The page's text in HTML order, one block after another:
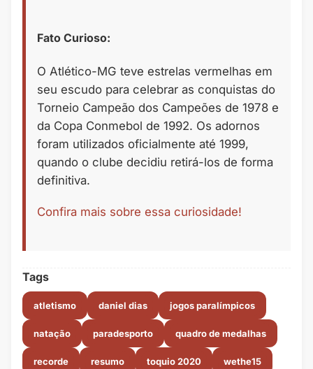
Fato Curioso:
O Atlético-MG teve estrelas vermelhas em
seu escudo para celebrar as conquistas do
Torneio Campeão dos Campeões de 1978 e
da Copa Conmebol de 1992. Os adornos
foram utilizados oficialmente até 1999,
quando o clube decidiu retirá-los de forma
definitiva.
Confira mais sobre essa curiosidade!
Tags
atletismo daniel dias jogos paralímpicos
natação paradesporto quadro de medalhas
recorde resumo toquio 2020 wethe15